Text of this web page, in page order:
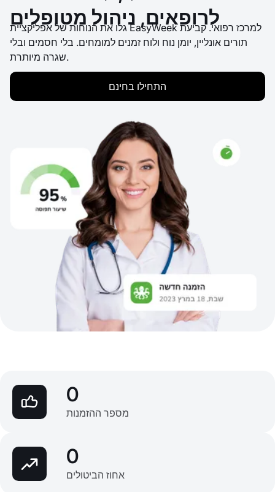
לרופאים, ניהול מטופלים
גלו את הנוחות של אפליקציית EasyWeek למרכז רפואי. קביעת
תורים אונליין, יומן נוח ולוח זמנים למומחים. בלי חסמים ובלי
שגרה מיותרת.
התחילו בחינם
0
מספר ההזמנות
0
אחוז הביטולים